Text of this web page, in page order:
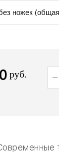
руб.